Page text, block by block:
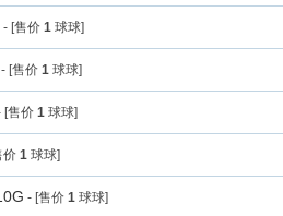
- [售价 1 球球]
- [售价 1 球球]
[售价 1 球球]
价 1 球球]
- [售价 1 球球]